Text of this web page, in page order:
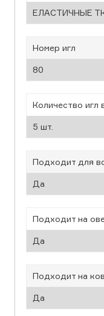
ЕЛАСТИЧНЫЕ
Номер игл
80
Количество игл
5 шт.
Подходит для
Да
Подходит на
Да
Подходит на
Да